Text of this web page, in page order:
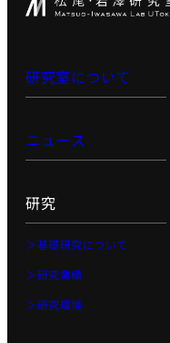
研究室について
ニュース
研究
＞基礎研究について
＞研究業績
＞研究環境